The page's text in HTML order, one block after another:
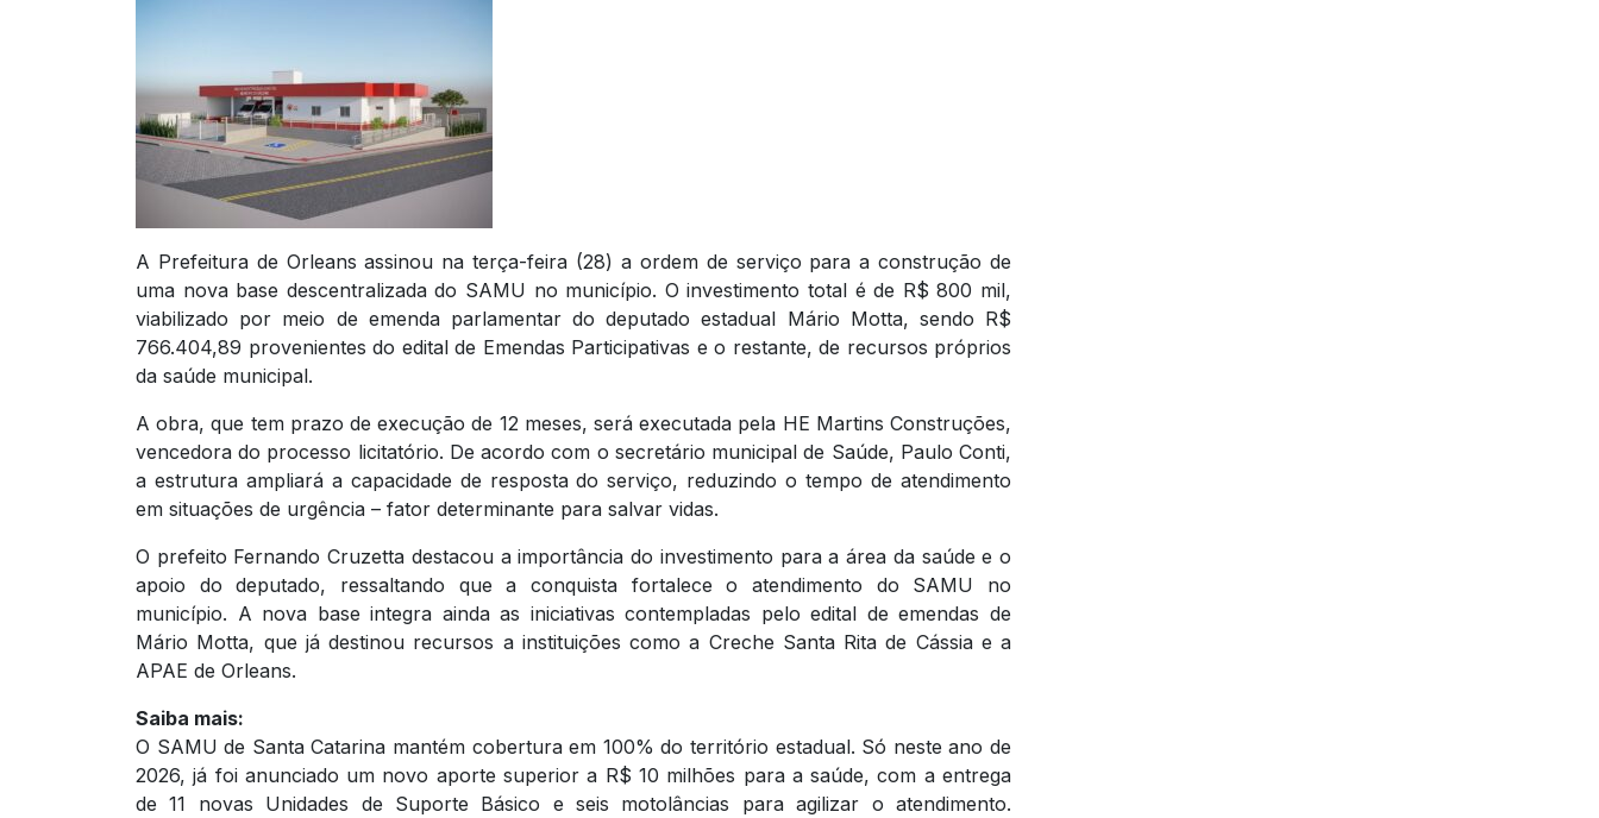
A Prefeitura de Orleans assinou na terça-feira (28) a ordem de serviço para a construção de
uma nova base descentralizada do SAMU no município. O investimento total é de R$ 800 mil,
viabilizado por meio de emenda parlamentar do deputado estadual Mário Motta, sendo R$
766.404,89 provenientes do edital de Emendas Participativas e o restante, de recursos próprios
da saúde municipal.
A obra, que tem prazo de execução de 12 meses, será executada pela HE Martins Construções,
vencedora do processo licitatório. De acordo com o secretário municipal de Saúde, Paulo Conti,
a estrutura ampliará a capacidade de resposta do serviço, reduzindo o tempo de atendimento
em situações de urgência – fator determinante para salvar vidas.
O prefeito Fernando Cruzetta destacou a importância do investimento para a área da saúde e o
apoio do deputado, ressaltando que a conquista fortalece o atendimento do SAMU no
município. A nova base integra ainda as iniciativas contempladas pelo edital de emendas de
Mário Motta, que já destinou recursos a instituições como a Creche Santa Rita de Cássia e a
APAE de Orleans.
Saiba mais:
O SAMU de Santa Catarina mantém cobertura em 100% do território estadual. Só neste ano de
2026, já foi anunciado um novo aporte superior a R$ 10 milhões para a saúde, com a entrega
de 11 novas Unidades de Suporte Básico e seis motolâncias para agilizar o atendimento.